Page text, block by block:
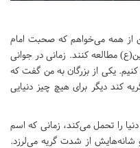
از همه می‌خواهم که صحبت امام
مطالعه کنند. زمانی در جوانی
یکی از بزرگان به من گفت که
کند دیگر برای هیچ چیز دنیایی
را تحمل می‌کند، زمانی که اسم
از شدت گریه می‌لرزد.